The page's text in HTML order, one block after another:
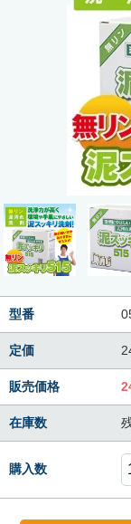
型番
定価
販売価格
在庫数
購入数